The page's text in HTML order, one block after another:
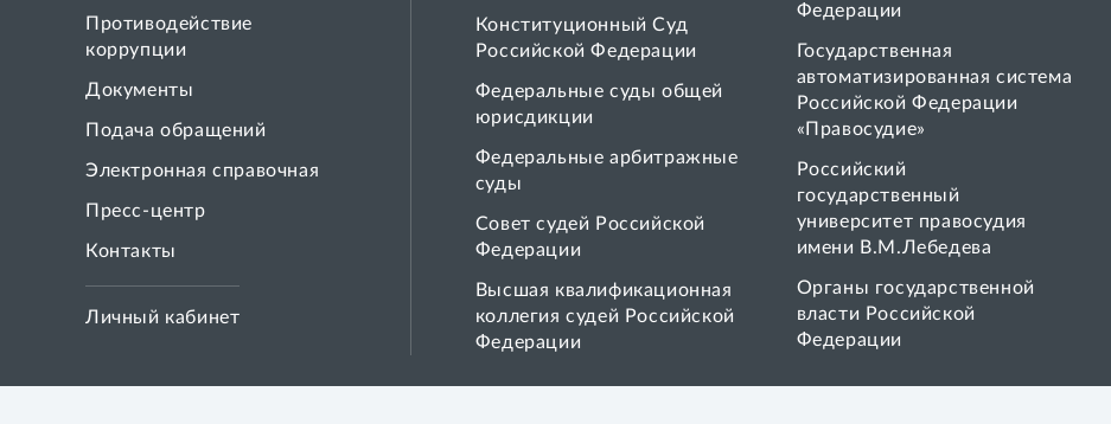
Противодействие
коррупции
Документы
Подача обращений
Электронная справочная
Пресс-центр
Контакты
Личный кабинет
Конституционный Суд
Российской Федерации
Федеральные суды общей
юрисдикции
Федеральные арбитражные
суды
Совет cудей Российской
Федерации
Высшая квалификационная
коллегия судей Российской
Федерации
Федерации
Государственная
автоматизированная система
Российской Федерации
«Правосудие»
Pоссийский
государственный
университет правосудия
имени В.М.Лебедева
Органы государственной
власти Российской
Федерации